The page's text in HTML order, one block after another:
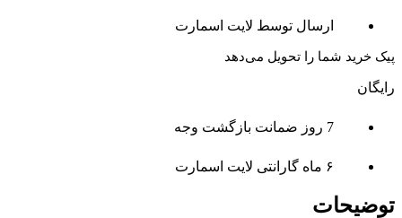
ارسال توسط لایت اسمارت
پیک خرید شما را تحویل می‌دهد
رایگان
7 روز ضمانت بازگشت وجه
۶ ماه گارانتی لایت اسمارت
توضیحات